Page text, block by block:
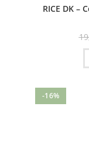
RICE DK –
-16%